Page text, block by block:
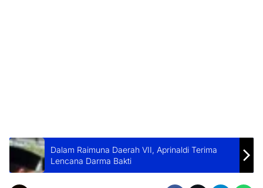
Dalam Raimuna Daerah VII, Aprinaldi Terima
Lencana Darma Bakti